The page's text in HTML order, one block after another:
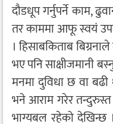
दौडधूप गर्नुपर्ने काम,
तर काममा आफू स्वयं
। हिसाबकिताब
भए पनि साक्षीजमानी
मनमा दुविधा छ वा
भने आराम गरेर
भाग्यबल रहेको